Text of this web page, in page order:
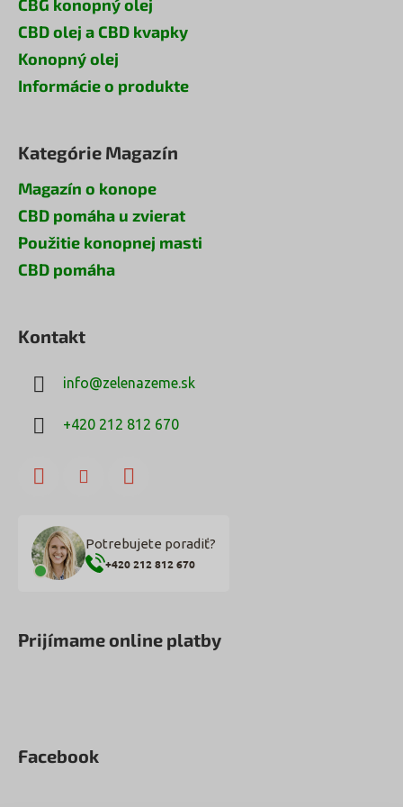
CBG konopný olej
CBD olej a CBD kvapky
Konopný olej
Informácie o produkte
Kategórie Magazín
Magazín o konope
CBD pomáha u zvierat
Použitie konopnej masti
CBD pomáha
Kontakt
info@zelenazeme.sk
+420 212 812 670
Potrebujete poradiť?
+420 212 812 670
Prijímame online platby
Facebook